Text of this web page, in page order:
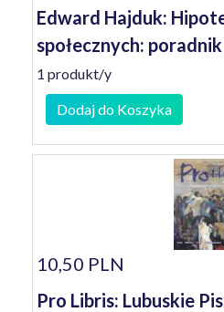
Edward Hajduk:
społecznych:
1 produkt/y
Dodaj do Koszyka
10,50 PLN
Pro Libris: Lubuskie